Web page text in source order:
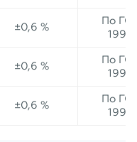
±0,6 %
По
±0,6 %
По
±0,6 %
По